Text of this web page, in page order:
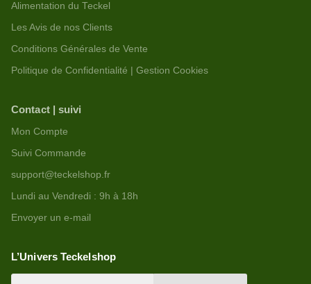
Alimentation du Teckel
Les Avis de nos Clients
Conditions Générales de Vente
Politique de Confidentialité | Gestion Cookies
Contact | suivi
Mon Compte
Suivi Commande
support@teckelshop.fr
Lundi au Vendredi : 9h à 18h
Envoyer un e-mail
L’Univers Teckelshop